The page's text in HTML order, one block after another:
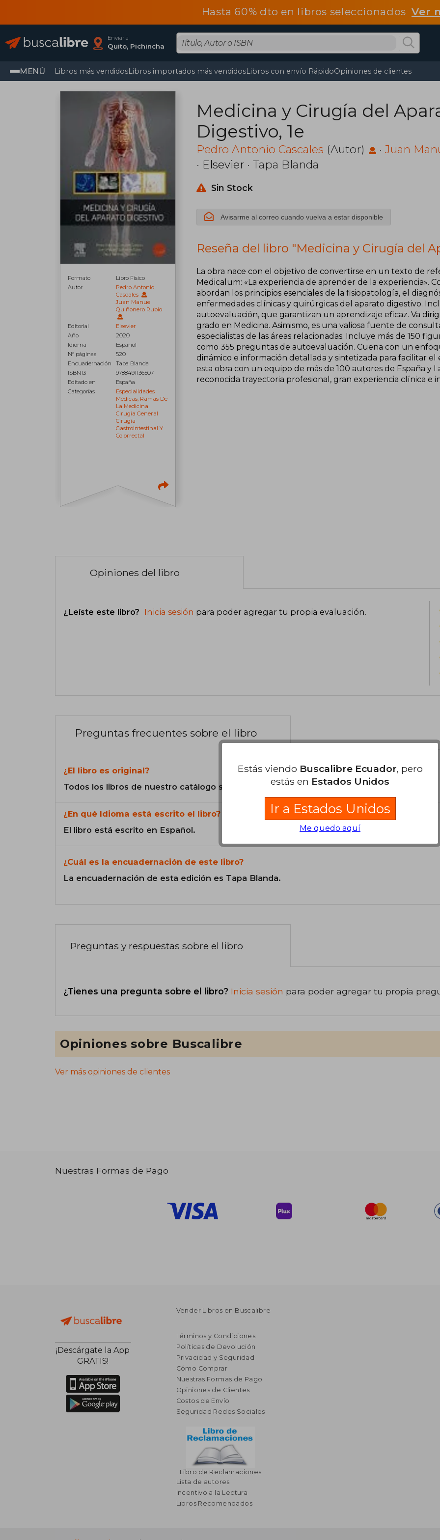
Hasta 60% dto en libros seleccionadosVer
Enviar a
Quito, Pichincha
MENÚ Libros más vendidosLibros importados más vendidosLibros con envío RápidoOpiniones de clientes
Formato
Libro Físico
Autor
Pedro Antonio
Cascales
Juan Manuel
Quiñonero Rubio
Editorial
Elsevier
Año
2020
Idioma
Español
N° páginas
520
Encuadernación
Tapa Blanda
ISBN13
9788491136507
Editado en
España
Categorías
Especialidades
Médicas, Ramas De
La Medicina
Cirugía General
Cirugía
Gastrointestinal Y
Colorrectal
Medicina y Cirugía del
Digestivo, 1e
Pedro Antonio Cascales (Autor) ·Juan
· Elsevier · Tapa Blanda
Sin Stock
Avisarme al correo cuando vuelva a estar disponible
Reseña del libro "Medicina y Cirugía del
La obra nace con el objetivo de convertirse en un texto de
Medicalum: «La experiencia de aprender de la experiencia».
abordan los principios esenciales de la fisiopatología, el
enfermedades clínicas y quirúrgicas del aparato digestivo.
autoevaluación, que garantizan un aprendizaje eficaz. Va
grado en Medicina. Asimismo, es una valiosa fuente de
especialistas de las áreas relacionadas. Incluye más de 150
como 355 preguntas de autoevaluación. Cuena con un
dinámico e información detallada y sintetizada para facilitar
esta obra con un equipo de más de 100 autores de España y
reconocida trayectoria profesional, gran experiencia clínica e
Opiniones del libro
¿Leíste este libro? Inicia sesión para poder agregar tu propia evaluación.
Preguntas frecuentes sobre el libro
¿El libro es original?
Todos los libros de nuestro catálogo son Originales.
¿En qué Idioma está escrito el libro?
El libro está escrito en Español.
¿Cuál es la encuadernación de este libro?
La encuadernación de esta edición es Tapa Blanda.
Preguntas y respuestas sobre el libro
¿Tienes una pregunta sobre el libro? Inicia sesión para poder agregar tu propia
Opiniones sobre Buscalibre
Ver más opiniones de clientes
Nuestras Formas de Pago
¡Descárgate la App
GRATIS!
Vender Libros en Buscalibre
Términos y Condiciones
Políticas de Devolución
Privacidad y Seguridad
Cómo Comprar
Nuestras Formas de Pago
Opiniones de Clientes
Costos de Envío
Seguridad Redes Sociales
Libro de Reclamaciones
Lista de autores
Incentivo a la Lectura
Libros Recomendados
Estás viendo Buscalibre Ecuador, pero
estás en Estados Unidos
Ir a Estados Unidos
Me quedo aquí